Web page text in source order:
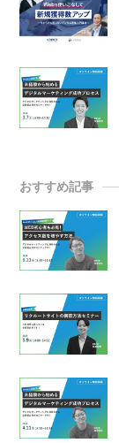
おすすめ記事